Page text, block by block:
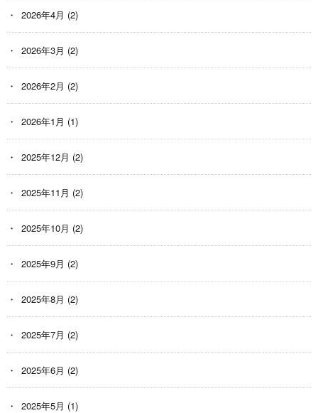
2026年4月 (2)
2026年3月 (2)
2026年2月 (2)
2026年1月 (1)
2025年12月 (2)
2025年11月 (2)
2025年10月 (2)
2025年9月 (2)
2025年8月 (2)
2025年7月 (2)
2025年6月 (2)
2025年5月 (1)